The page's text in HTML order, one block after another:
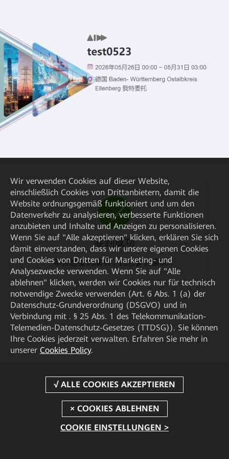
签到成功
恭喜您签到成功，祝您参会愉快！
Wir verwenden Cookies auf dieser Website,
einschließlich Cookies von Drittanbietern, damit die
Website ordnungsgemäß funktioniert und um den
Datenverkehr zu analysieren, verbesserte Funktionen
anzubieten und Inhalte und Anzeigen zu personalisieren.
Wenn Sie auf "Alle akzeptieren" klicken, erklären Sie sich
damit einverstanden, dass wir unsere eigenen Cookies
und Cookies von Dritten für Marketing- und
Analysezwecke verwenden. Wenn Sie auf "Alle
ablehnen" klicken, werden wir Cookies nur für technisch
notwendige Zwecke verwenden (Art. 6 Abs. 1 (a) der
Datenschutz-Grundverordnung (DSGVO) und in
Verbindung mit . § 25 Abs. 1 des Telekommunikation-
Telemedien-Datenschutz-Gesetzes (TTDSG)). Sie können
Ihre Cookies jederzeit verwalten. Erfahren Sie mehr in
unserer Cookies Policy.
COOKIE EINSTELLUNGEN >